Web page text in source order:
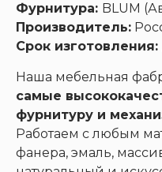
Фурнитура: BLUM
Производитель:
Срок изготовления:
Наша мебельная
самые
фурнитуру и
Работаем с любым
фанера, эмаль,